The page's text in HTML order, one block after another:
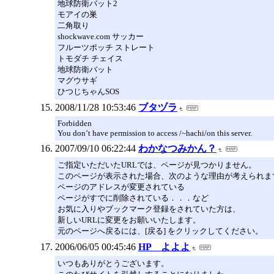
地球防衛バット2
モアイの巣
二角取り
shockwave.com サッカー
フルーツポッチ ストレート
トモダチ チェイス
地球防衛バット
マグウサギ
ひつじちゃんSOS
2008/11/28 10:53:46 ブタヅラ
Forbidden
You don’t have permission to access /~hachi/on this server.
2007/09/10 06:22:44 わかなつみかん？
ご指定いただいたURLでは、ページが見つかりません。
このページが表示された場合、次のような理由が考えられま
ページのアドレスが変更されている
ページがすでに削除されている．．．など
お気に入りやブックマーク登録をされていた方は、
新しいURLに変更をお願いいたします。
元のページへ戻るには、[戻る] をクリックしてください。
2006/06/05 00:45:46 HP よよよ
いつもありがとうございます。